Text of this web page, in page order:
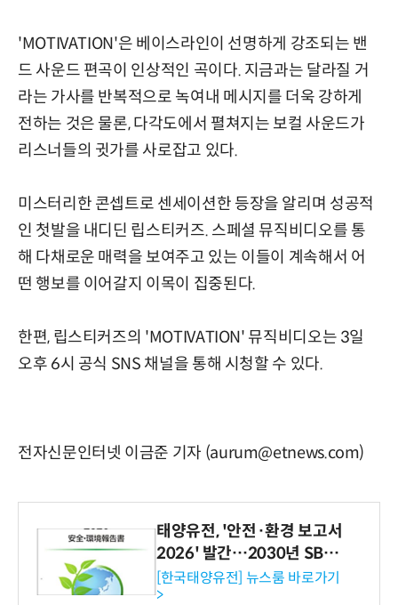
'MOTIVATION'은 베이스라인이 선명하게 강조되는 밴
드 사운드 편곡이 인상적인 곡이다. 지금과는 달라질 거
라는 가사를 반복적으로 녹여내 메시지를 더욱 강하게
전하는 것은 물론, 다각도에서 펼쳐지는 보컬 사운드가
리스너들의 귓가를 사로잡고 있다.
미스터리한 콘셉트로 센세이션한 등장을 알리며 성공적
인 첫발을 내디딘 립스티커즈. 스페셜 뮤직비디오를 통
해 다채로운 매력을 보여주고 있는 이들이 계속해서 어
떤 행보를 이어갈지 이목이 집중된다.
한편, 립스티커즈의 'MOTIVATION' 뮤직비디오는 3일
오후 6시 공식 SNS 채널을 통해 시청할 수 있다.
전자신문인터넷 이금준 기자 (aurum@etnews.com)
태양유전, '안전·환경 보고서
2026' 발간…2030년 SBT
수준 온실가스 감축 추진
[한국태양유전] 뉴스룸 바로가기
>